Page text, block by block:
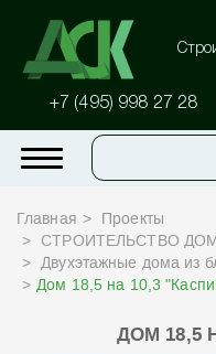
+7 (495) 998 27 28
Главная
Проекты
СТРОИТЕЛЬСТВО
Двухэтажные дома из
Дом 18,5 на 10,3
ДОМ 18,5